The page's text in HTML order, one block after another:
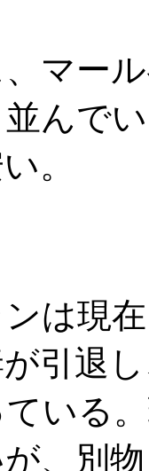
マー
んで
。
は現
引退
いる
、別